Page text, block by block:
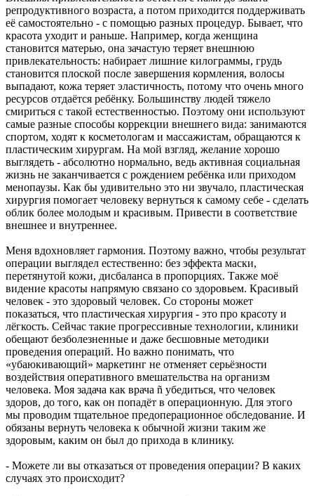
репродуктивного возраста, а потом приходится поддерживать
её самостоятельно - с помощью разных процедур. Бывает, что
красота уходит и раньше. Например, когда женщина
становится матерью, она зачастую теряет внешнюю
привлекательность: набирает лишние килограммы, грудь
становится плоской после завершения кормления, волосы
выпадают, кожа теряет эластичность, потому что очень много
ресурсов отдаётся ребёнку. Большинству людей тяжело
смириться с такой естественностью. Поэтому они используют
самые разные способы коррекции внешнего вида: занимаются
спортом, ходят к косметологам и массажистам, обращаются к
пластическим хирургам. На мой взгляд, желание хорошо
выглядеть - абсолютно нормально, ведь активная социальная
жизнь не заканчивается с рождением ребёнка или приходом
менопаузы. Как бы удивительно это ни звучало, пластическая
хирургия помогает человеку вернуться к самому себе - сделать
облик более молодым и красивым. Привести в соответствие
внешнее и внутреннее.
Меня вдохновляет гармония. Поэтому важно, чтобы результат
операции выглядел естественно: без эффекта маски,
перетянутой кожи, дисбаланса в пропорциях. Также моё
видение красоты напрямую связано со здоровьем. Красивый
человек - это здоровый человек. Со стороны может
показаться, что пластическая хирургия - это про красоту и
лёгкость. Сейчас такие прогрессивные технологии, клиники
обещают безболезненные и даже бесшовные методики
проведения операций. Но важно понимать, что
«убаюкивающий» маркетинг не отменяет серьёзности
воздействия оперативного вмешательства на организм
человека. Моя задача как врача ñ убедиться, что человек
здоров, до того, как он попадёт в операционную. Для этого
мы проводим тщательное предоперационное обследование. И
обязаны вернуть человека к обычной жизни таким же
здоровым, каким он был до прихода в клинику.
- Можете ли вы отказаться от проведения операции? В каких
случаях это происходит?